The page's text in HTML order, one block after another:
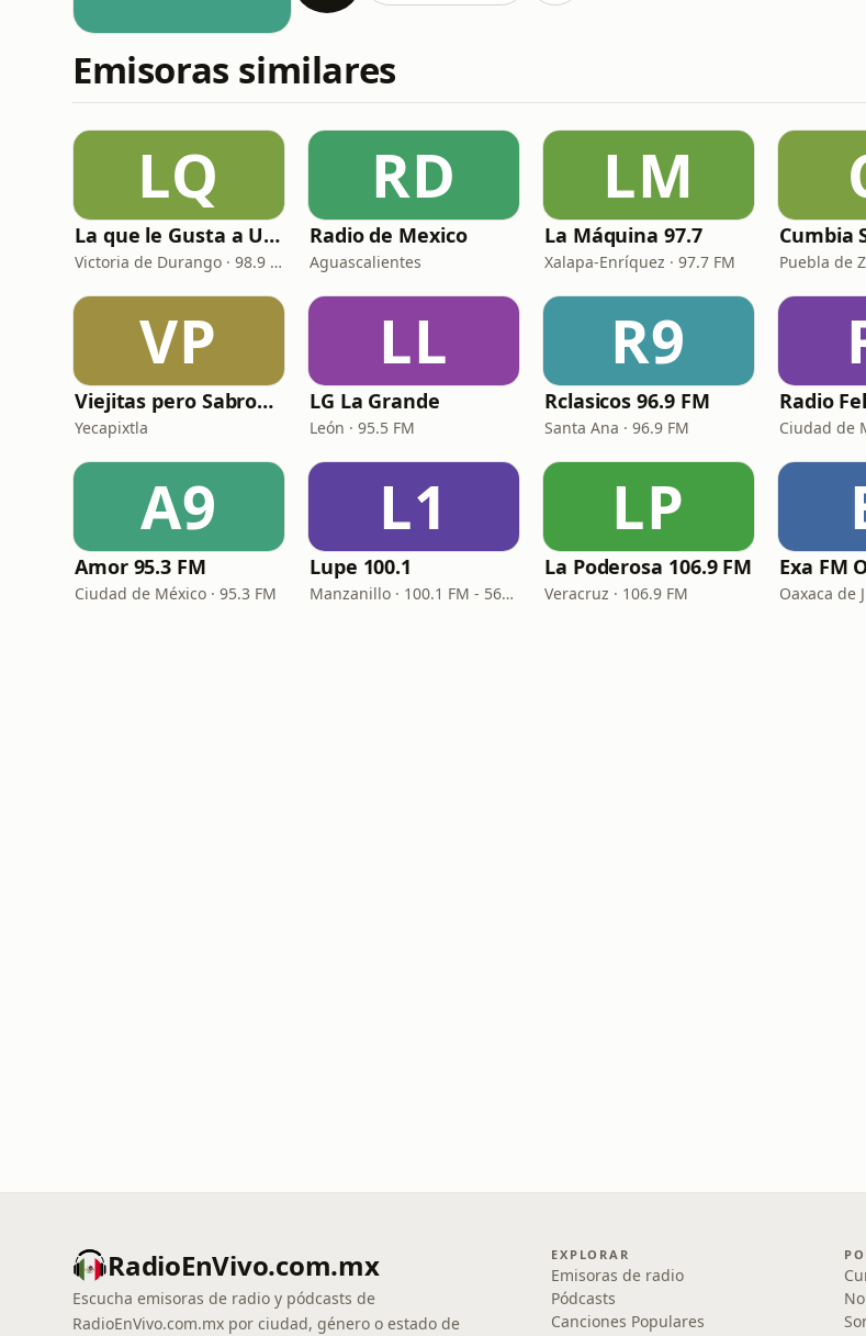
Emisoras similares
LQ
La que le Gusta a Usted
Victoria de Durango · 98.9 FM
RD
Radio de Mexico
Aguascalientes
LM
La Máquina 97.7
Xalapa-Enríquez · 97.7 FM Puebla de
VP
Viejitas pero Sabrosas Radio
Yecapixtla
LL
LG La Grande
León · 95.5 FM
R9
Rclasicos 96.9 FM
Santa Ana · 96.9 FM
Radio
Ciudad de
A9
Amor 95.3 FM
Ciudad de México · 95.3 FM
L1
Lupe 100.1
Manzanillo · 100.1 FM - 560 AM
LP
La Poderosa 106.9 FM
Veracruz · 106.9 FM
Exa FM
Oaxaca de
RadioEnVivo.com.mx
Escucha emisoras de radio y pódcasts de
RadioEnVivo.com.mx por ciudad, género o estado de
EXPLORAR
Emisoras de radio
Pódcasts
Canciones Populares